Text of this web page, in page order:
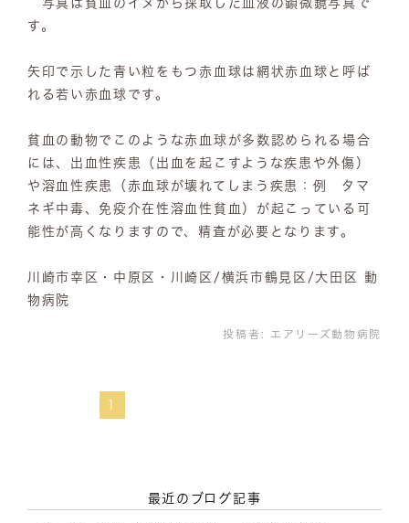
写真は貧血のイヌから採取した血液の顕微鏡写真で
す。
矢印で示した青い粒をもつ赤血球は網状赤血球と呼ば
れる若い赤血球です。
貧血の動物でこのような赤血球が多数認められる場合
には、出血性疾患（出血を起こすような疾患や外傷）
や溶血性疾患（赤血球が壊れてしまう疾患：例 タマ
ネギ中毒、免疫介在性溶血性貧血）が起こっている可
能性が高くなりますので、精査が必要となります。
川崎市幸区・中原区・川崎区/横浜市鶴見区/大田区 動
物病院
投稿者: エアリーズ動物病院
1
最近のブログ記事